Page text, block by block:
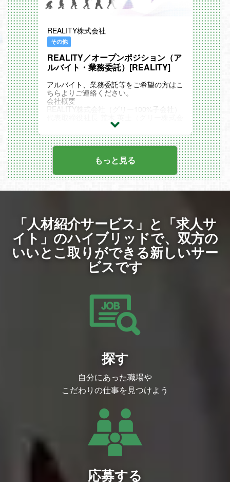
■こんな人が働いています（高知オフィ
・元公務員 30代男性
・元大手飲食チェーン販売員 40代女性
・元銀行員 20代女性
・元製紙業の営業 30代男性
■この仕事の魅力
・プロダクトを広めることで、世の中の働
き方改革を促進できます。
・外部資本0％！スピーディな意思決定と
自由な事業展開が可能な企業です。
てキャリア構築ができます。
REALITY株式会社
その他
REALITY／オープンポジション（ア
ルバイト・業務委託）[REALITY]
アルバイト、業務委託等をご希望の方はこ
ちらよりご連絡ください。
会社概要
REALITY株式会社（グリー100%子会社）
社 取締役 上級執行役員）
-事業内容
・スマホ向けメタバース「REALITY」の
開発・運営（BtoC事業）
・Web3事業（Play-and-Earnゲームの開
発）
-参考リンク
・REALITY note（社員によるブログ。ほ
ぼ毎日更新中！）
もっと見る
「人材紹介サービス」と「求人サ
イト」のハイブリッドで、双方の
いいとこ取りができる新しいサー
ビスです
探す
自分にあった職場や
こだわりの仕事を見つけよう
応募する